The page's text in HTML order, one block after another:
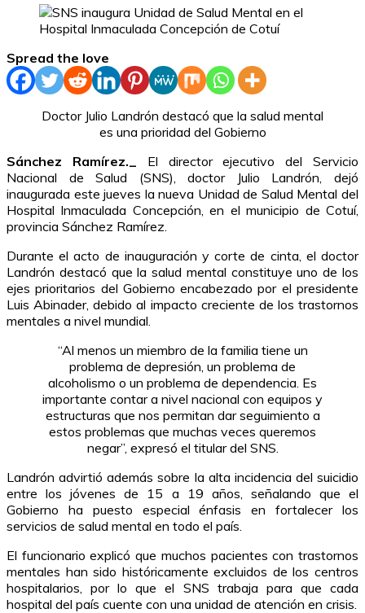
Spread the love
Doctor Julio Landrón destacó que la salud mental
es una prioridad del Gobierno
Sánchez Ramírez._
El director ejecutivo del Servicio
Nacional de Salud (SNS), doctor Julio Landrón, dejó
inaugurada este jueves la nueva Unidad de Salud Mental del
Hospital Inmaculada Concepción, en el municipio de Cotuí,
provincia Sánchez Ramírez.
Durante el acto de inauguración y corte de cinta, el doctor
Landrón destacó que la salud mental constituye uno de los
ejes prioritarios del Gobierno encabezado por el presidente
Luis Abinader, debido al impacto creciente de los trastornos
mentales a nivel mundial.
“Al menos un miembro de la familia tiene un
problema de depresión, un problema de
alcoholismo o un problema de dependencia. Es
importante contar a nivel nacional con equipos y
estructuras que nos permitan dar seguimiento a
estos problemas que muchas veces queremos
negar”, expresó el titular del SNS.
Landrón advirtió además sobre la alta incidencia del suicidio
entre los jóvenes de 15 a 19 años, señalando que el
Gobierno ha puesto especial énfasis en fortalecer los
servicios de salud mental en todo el país.
El funcionario explicó que muchos pacientes con trastornos
mentales han sido históricamente excluidos de los centros
hospitalarios, por lo que el SNS trabaja para que cada
hospital del país cuente con una unidad de atención en crisis.